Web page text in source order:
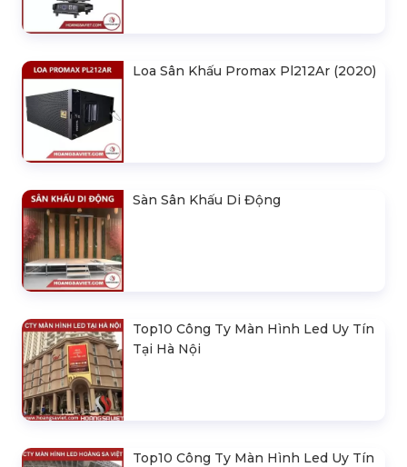
Loa Sân Khấu Promax Pl212Ar (2020)
Sàn Sân Khấu Di Động
Top10 Công Ty Màn Hình Led Uy Tín
Tại Hà Nội
Top10 Công Ty Màn Hình Led Uy Tín